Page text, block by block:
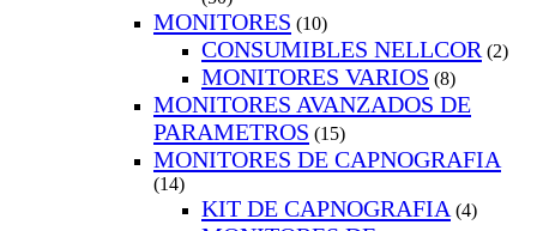
MONITORES (10)
CONSUMIBLES NELLCOR (2)
MONITORES VARIOS (8)
MONITORES AVANZADOS DE
PARAMETROS (15)
MONITORES DE CAPNOGRAFIA
(14)
KIT DE CAPNOGRAFIA (4)